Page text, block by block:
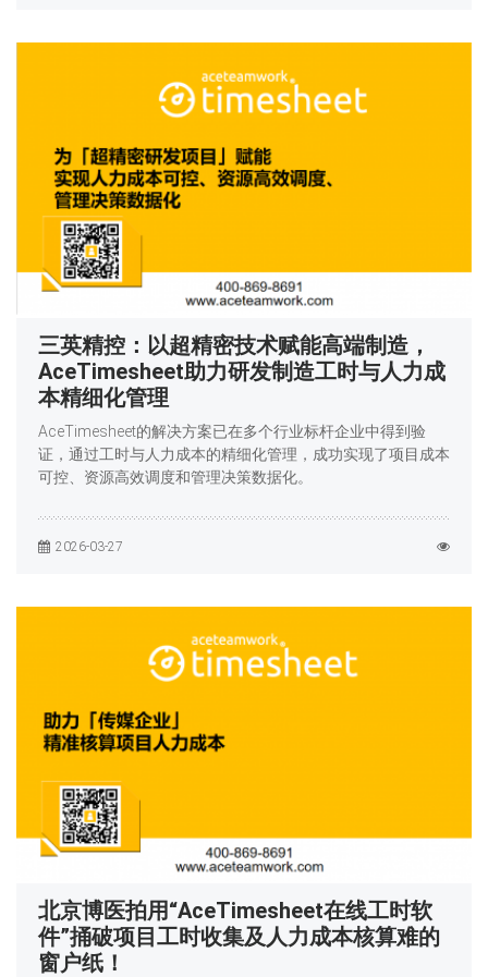
三英精控：以超精密技术赋能高端制造，
AceTimesheet助力研发制造工时与人力成
本精细化管理
AceTimesheet的解决方案已在多个行业标杆企业中得到验
证，通过工时与人力成本的精细化管理，成功实现了项目成本
可控、资源高效调度和管理决策数据化。
2026-03-27
北京博医拍用“AceTimesheet在线工时软
件”捅破项目工时收集及人力成本核算难的
窗户纸！